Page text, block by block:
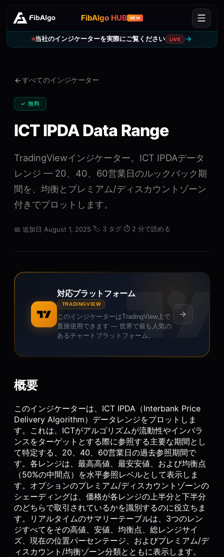
FibAlgo HUB NEW
当社のインジケーターを実際にご覧ください LIVE
すべてのインジケーター
✓ 無料
ICT IPDA Data Range
TradingViewインジケーター。ICT IPDAデータ
レンジ — 20、40、60営業日のルックバック期
間を、均衡とプレミアム/ディスカウントゾーン
付きでプロットします。
📅 追加日 August 1, 2025·🏷️ 3 タグ·⏱️ 2 分で読める
対応プラットフォーム
TRADINGVIEW
このインジケーターはTradingView上で
直接使用できます — 世界で最も人気の
あるチャートプラットフォーム。
概要
このインジケーターは、ICT IPDA（Interbank Price
Delivery Algorithm）データレンジをプロットしま
す。これは、ICTがアルゴリズムが流動性やインバラ
ンスをターゲットとする際に参照する主要な期間とし
て特定する、20、40、60営業日の過去参照期間で
す。各レンジは、最高高値、最安安値、および均衡点
（50%の中間点）を水平参照レベルとして表示しま
す。オプションのプレミアム/ディスカウントゾーンの
シェーディングは、価格が各レンジの上半分と下半分
のどちらで取引されているかを識別するのに役立ちま
す。リアルタイムのサマリーテーブルは、3つのレン
ジすべてをその高値、安値、均衡点、総レンジサイ
ズ、現在の位置パーセンテージ、およびプレミアム/デ
ィスカウント/均衡ゾーン分類とともに表示します。